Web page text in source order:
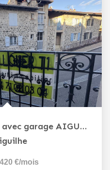
Maison de ville T3 avec garage AIGUILHE
€/mois